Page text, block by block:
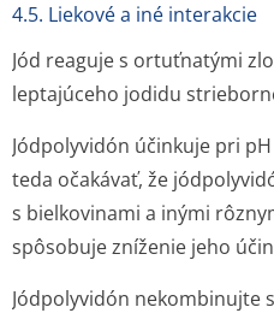
4.5. Liekové a iné interakcie
Jód reaguje s ortuťnatými
leptajúceho jodidu
Jódpolyvidón účinkuje pri
teda očakávať, že
s bielkovinami a inými
spôsobuje zníženie jeho
Jódpolyvidón nekombinujte